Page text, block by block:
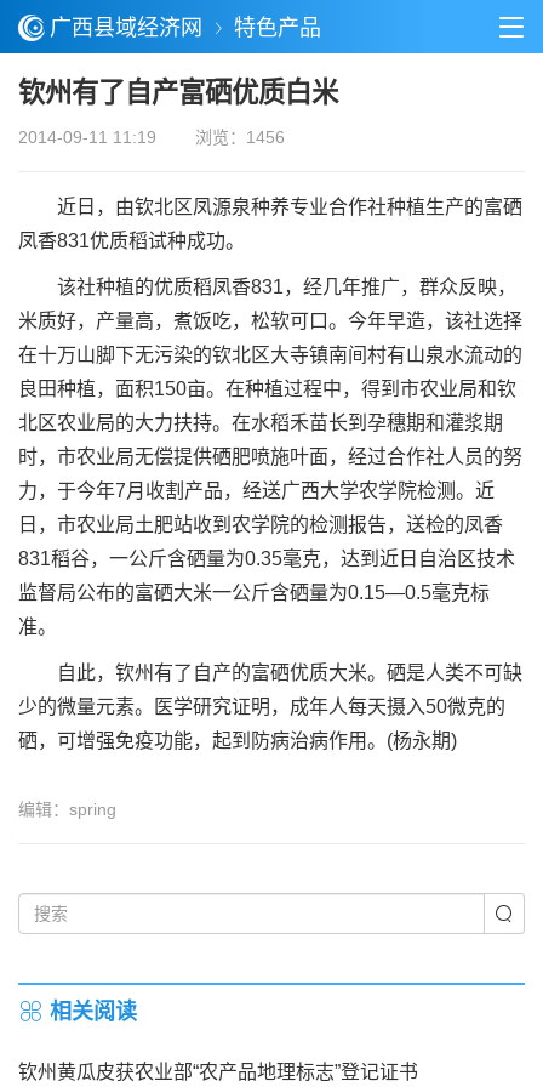
广西县域经济网 特色产品
钦州有了自产富硒优质白米
2014-09-11 11:19 浏览：1456
近日，由钦北区凤源泉种养专业合作社种植生产的富硒
凤香831优质稻试种成功。
该社种植的优质稻凤香831，经几年推广，群众反映，
米质好，产量高，煮饭吃，松软可口。今年早造，该社选择
在十万山脚下无污染的钦北区大寺镇南间村有山泉水流动的
良田种植，面积150亩。在种植过程中，得到市农业局和钦
北区农业局的大力扶持。在水稻禾苗长到孕穗期和灌浆期
时，市农业局无偿提供硒肥喷施叶面，经过合作社人员的努
力，于今年7月收割产品，经送广西大学农学院检测。近
日，市农业局土肥站收到农学院的检测报告，送检的凤香
831稻谷，一公斤含硒量为0.35毫克，达到近日自治区技术
监督局公布的富硒大米一公斤含硒量为0.15—0.5毫克标
准。
自此，钦州有了自产的富硒优质大米。硒是人类不可缺
少的微量元素。医学研究证明，成年人每天摄入50微克的
硒，可增强免疫功能，起到防病治病作用。(杨永期)
编辑：spring
相关阅读
钦州黄瓜皮获农业部“农产品地理标志”登记证书